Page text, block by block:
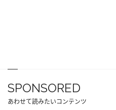
SPONSORED
あわせて読みたいコンテンツ